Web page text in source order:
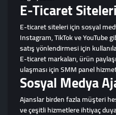
E-Ticaret Siteleri
E-ticaret siteleri için sosyal
Instagram, TikTok ve YouTube
satış yönlendirmesi için
E-ticaret markaları, ürün
ulaşması için SMM panel
Sosyal Medya
Ajanslar birden fazla müşteri
ve çeşitli hizmetlere ihtiyaç